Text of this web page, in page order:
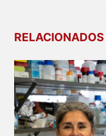
RELACIONADOS